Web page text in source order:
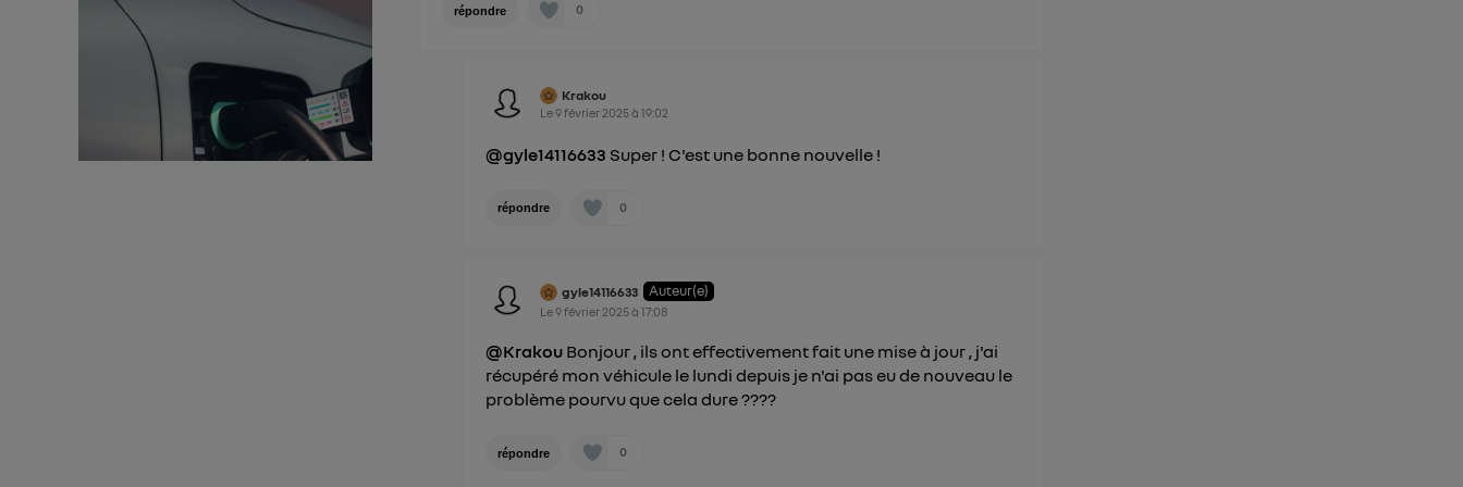
répondre 0
Krakou
Le9 février 2025à19:02
@gyle14116633 Super ! C'est une bonne nouvelle !
répondre 0
gyle14116633 Auteur(e)
Le9 février 2025à17:08
@Krakou Bonjour , ils ont effectivement fait une mise à jour , j'ai
récupéré mon véhicule le lundi depuis je n'ai pas eu de nouveau le
problème pourvu que cela dure ????
répondre 0